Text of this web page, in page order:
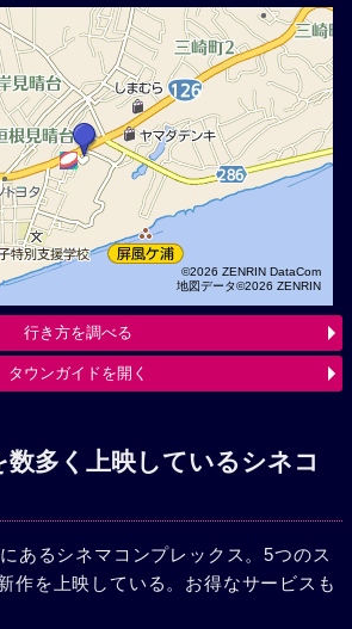
©2026 ZENRIN DataCom
地図データ©2026 ZENRIN
行き方を調べる
タウンガイドを開く
数多く上映しているシネコ
あるシネマコンプレックス。5つのス
作を上映している。お得なサービスも